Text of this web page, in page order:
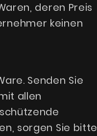
deren Preis
keinen
Senden Sie
allen
sorgen Sie bitte